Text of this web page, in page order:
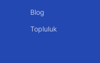
Blog
Topluluk